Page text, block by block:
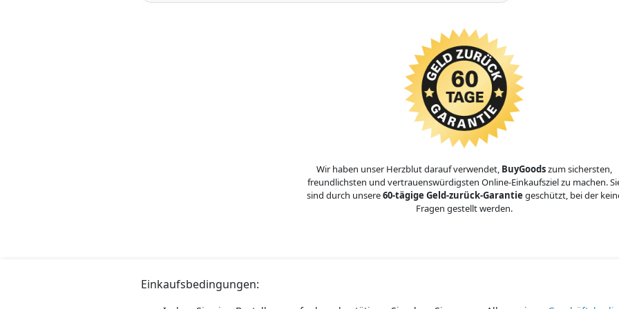
Wir haben unser Herzblut darauf verwendet, BuyGoodszum sichersten,
freundlichsten und vertrauenswürdigsten Online-Einkaufsziel zu machen.
sind durch unsere60-tägige Geld-zurück-Garantie geschützt, bei der
Fragen gestellt werden.
Einkaufsbedingungen: